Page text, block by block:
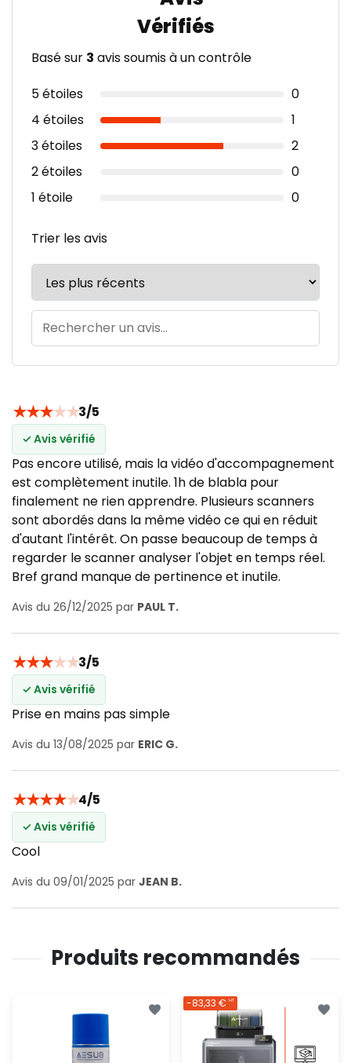
Basé sur 3 avis soumis à un contrôle
5 étoiles
0
4 étoiles
1
3 étoiles
2
2 étoiles
0
1 étoile
0
Trier les avis
★★★★★3/5
✓ Avis vérifié
Pas encore utilisé, mais la vidéo d'accompagnement
est complètement inutile. 1h de blabla pour
finalement ne rien apprendre. Plusieurs scanners
sont abordés dans la même vidéo ce qui en réduit
d'autant l'intérêt. On passe beaucoup de temps à
regarder le scanner analyser l'objet en temps réel.
Bref grand manque de pertinence et inutile.
Avis du 26/12/2025 par PAUL T.
★★★★★3/5
✓ Avis vérifié
Prise en mains pas simple
Avis du 13/08/2025 par ERIC G.
★★★★★4/5
✓ Avis vérifié
Cool
Avis du 09/01/2025 par JEAN B.
Produits recommandés
-83,33 € HT